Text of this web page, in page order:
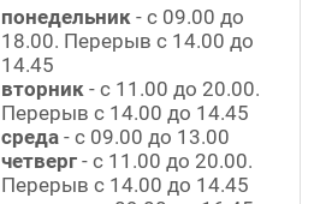
понедельник - с 09.00 до
18.00. Перерыв с 14.00 до
14.45
вторник - с 11.00 до 20.00.
Перерыв с 14.00 до 14.45
среда - с 09.00 до 13.00
четверг - с 11.00 до 20.00.
Перерыв с 14.00 до 14.45